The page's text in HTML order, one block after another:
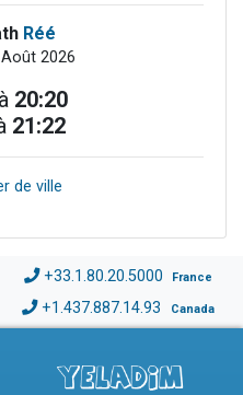
Réé
2026
20:20
21:22
de ville
+33.1.80.20.5000 France
+1.437.887.14.93 Canada